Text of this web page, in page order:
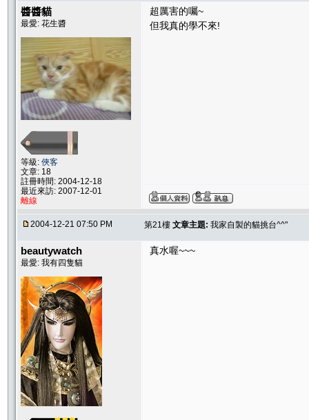
醬醬貓
最愛: 花生醬
等級: 俠客
文章: 18
註冊時間: 2004-12-18
最近來訪: 2007-12-01
離線
超厲害的囑~
但我真的學不來!
2004-12-21 07:50 PM 第21樓 文章主題: 我家自製的貓挑台^^"
beautywatch
最愛: 我有四隻貓
真水喔~~~